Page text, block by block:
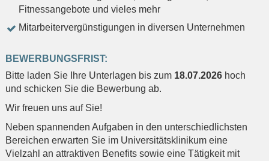
Fitnessangebote und vieles mehr
Mitarbeitervergünstigungen in diversen Unternehmen
BEWERBUNGSFRIST:
Bitte laden Sie Ihre Unterlagen bis zum 18.07.2026 hoch
und schicken Sie die Bewerbung ab.
Wir freuen uns auf Sie!
Neben spannenden Aufgaben in den unterschiedlichsten
Bereichen erwarten Sie im Universitätsklinikum eine
Vielzahl an attraktiven Benefits sowie eine Tätigkeit mit